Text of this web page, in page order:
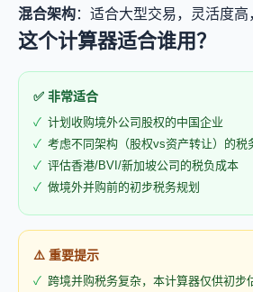
混合架构：适合大型交易，灵活度高
这个计算器适合谁用？
✅ 非常适合
计划收购境外公司股权的中国企业
考虑不同架构（股权vs资产转让）的税
评估香港/BVI/新加坡公司的税负成本
做境外并购前的初步税务规划
⚠️ 重要提示
跨境并购税务复杂，本计算器仅供初步